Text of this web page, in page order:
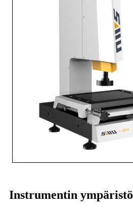
Instrumentin ympäristö